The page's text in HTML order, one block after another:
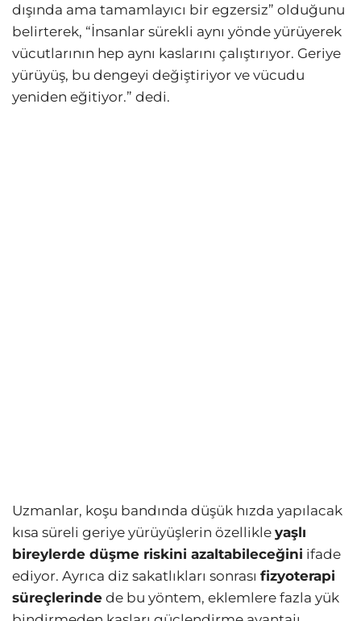
dışında ama tamamlayıcı bir egzersiz” olduğunu
belirterek, “İnsanlar sürekli aynı yönde yürüyerek
vücutlarının hep aynı kaslarını çalıştırıyor. Geriye
yürüyüş, bu dengeyi değiştiriyor ve vücudu
yeniden eğitiyor.” dedi.
Uzmanlar, koşu bandında düşük hızda yapılacak
kısa süreli geriye yürüyüşlerin özellikle yaşlı
bireylerde düşme riskini azaltabileceğini ifade
ediyor. Ayrıca diz sakatlıkları sonrası fizyoterapi
süreçlerinde de bu yöntem, eklemlere fazla yük